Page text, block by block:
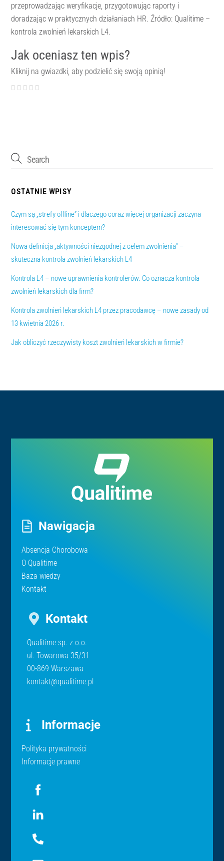
przeprowadzając weryfikacje, przygotowując raporty i
doradzając w praktycznych działaniach HR. Źródło: Qualitime –
kontrola zwolnień lekarskich L4.
Jak oceniasz ten wpis?
Kliknij na gwiazdki, aby podzielić się swoją opinią!
OSTATNIE WPISY
Czym są „strefy offline” i dlaczego coraz więcej organizacji zaczyna
interesować się tym konceptem?
Nowa definicja „aktywności niezgodnej z celem zwolnienia” –
skuteczna kontrola zwolnień lekarskich L4
Kontrola L4 – nowe uprawnienia kontrolerów. Co oznacza kontrola
zwolnień lekarskich dla firm?
Kontrola zwolnień lekarskich L4 przez pracodawcę – nowe zasady od
13 kwietnia 2026 r.
Jak obliczyć rzeczywisty koszt zwolnień lekarskich w firmie?
Nawigacja
Absencja Chorobowa
O Qualitime
Baza wiedzy
Kontakt
Kontakt
Qualitime sp. z o.o.
ul. Towarowa 35/31
00-869 Warszawa
kontakt@qualitime.pl
Informacje
Polityka prywatności
Informacje prawne
Icon
label
Icon
label
Icon
label